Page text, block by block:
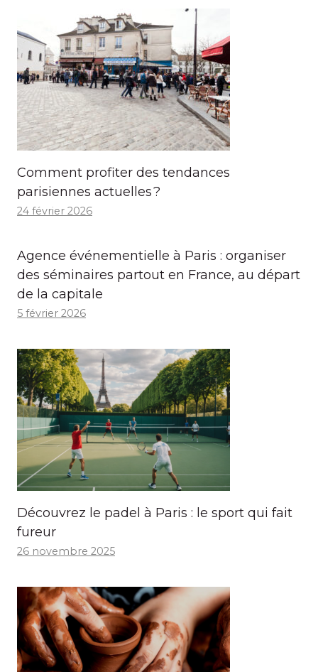
Comment profiter des tendances
parisiennes actuelles ?
24 février 2026
Agence événementielle à Paris : organiser
des séminaires partout en France, au départ
de la capitale
5 février 2026
Découvrez le padel à Paris : le sport qui fait
fureur
26 novembre 2025